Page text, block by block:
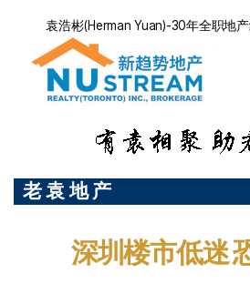
袁浩彬(Herman Yuan)-30年全职地
老 袁 地 产
深圳楼市低迷